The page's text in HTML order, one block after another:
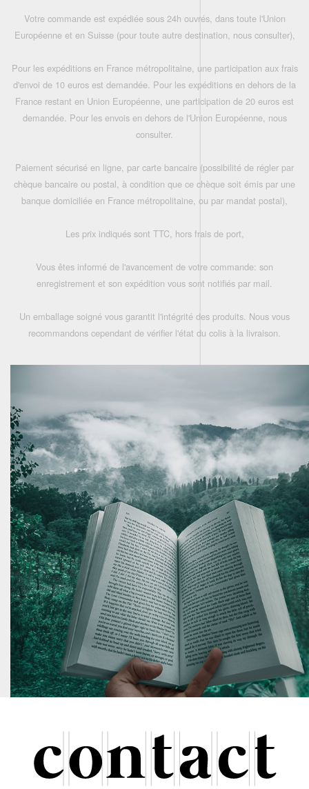
Votre commande est expédiée sous 24h ouvrés, dans toute l'Union
Européenne et en Suisse (pour toute autre destination, nous consulter),
Pour les expéditions en France métropolitaine, une participation aux frais
d'envoi de 10 euros est demandée. Pour les expéditions en dehors de la
France restant en Union Européenne, une participation de 20 euros est
demandée. Pour les envois en dehors de l'Union Européenne, nous
consulter.
Paiement sécurisé en ligne, par carte bancaire (possibilité de régler par
chèque bancaire ou postal, à condition que ce chèque soit émis par une
banque domiciliée en France métropolitaine, ou par mandat postal),
Les prix indiqués sont TTC, hors frais de port,
Vous êtes informé de l'avancement de votre commande: son
enregistrement et son expédition vous sont notifiés par mail.
Un emballage soigné vous garantit l'intégrité des produits. Nous vous
recommandons cependant de vérifier l'état du colis à la livraison.